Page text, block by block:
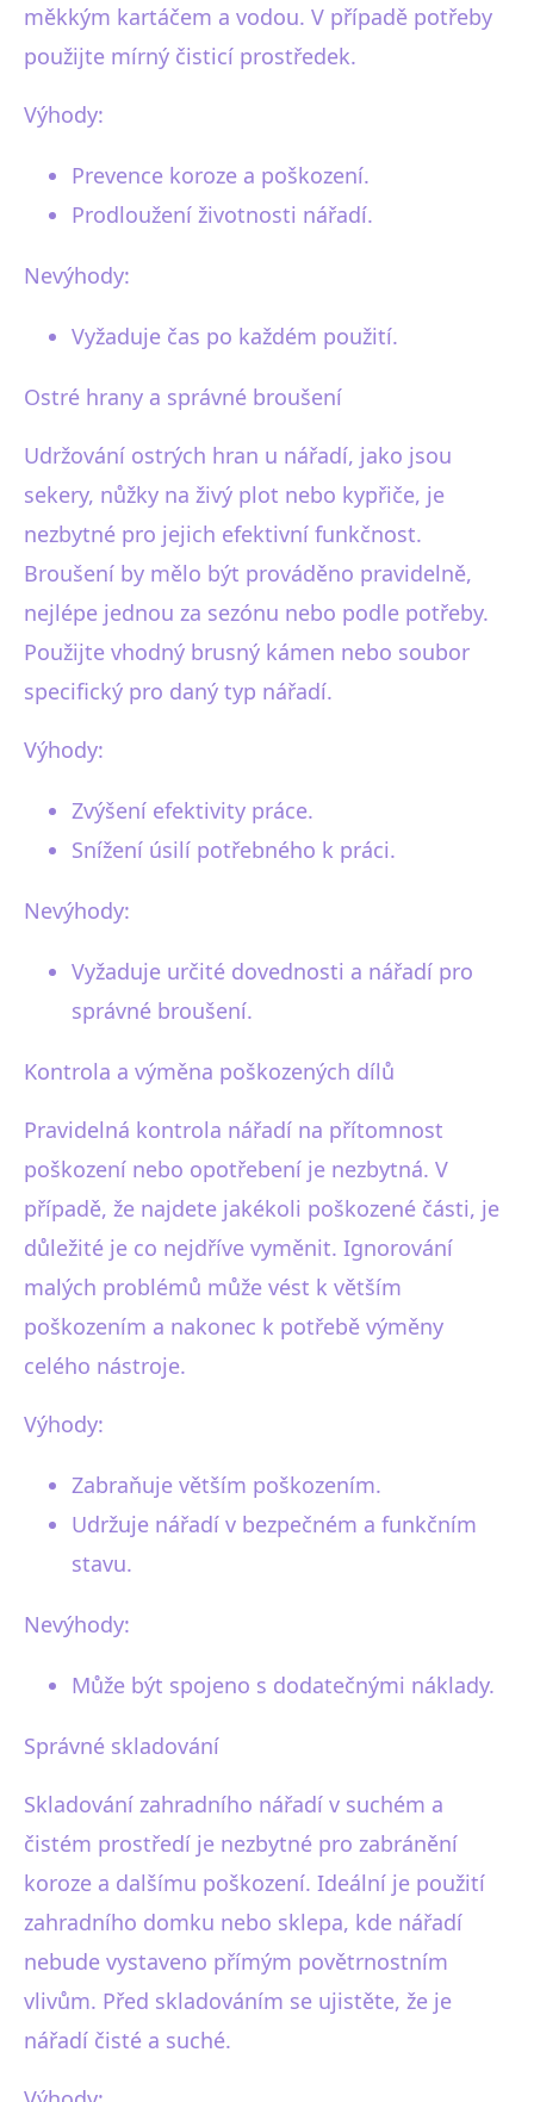
měkkým kartáčem a vodou. V případě potřeby
použijte mírný čisticí prostředek.
Výhody:
Prevence koroze a poškození.
Prodloužení životnosti nářadí.
Nevýhody:
Vyžaduje čas po každém použití.
Ostré hrany a správné broušení
Udržování ostrých hran u nářadí, jako jsou
sekery, nůžky na živý plot nebo kypřiče, je
nezbytné pro jejich efektivní funkčnost.
Broušení by mělo být prováděno pravidelně,
nejlépe jednou za sezónu nebo podle potřeby.
Použijte vhodný brusný kámen nebo soubor
specifický pro daný typ nářadí.
Výhody:
Zvýšení efektivity práce.
Snížení úsilí potřebného k práci.
Nevýhody:
Vyžaduje určité dovednosti a nářadí pro
správné broušení.
Kontrola a výměna poškozených dílů
Pravidelná kontrola nářadí na přítomnost
poškození nebo opotřebení je nezbytná. V
případě, že najdete jakékoli poškozené části, je
důležité je co nejdříve vyměnit. Ignorování
malých problémů může vést k větším
poškozením a nakonec k potřebě výměny
celého nástroje.
Výhody:
Zabraňuje větším poškozením.
Udržuje nářadí v bezpečném a funkčním
stavu.
Nevýhody:
Může být spojeno s dodatečnými náklady.
Správné skladování
Skladování zahradního nářadí v suchém a
čistém prostředí je nezbytné pro zabránění
koroze a dalšímu poškození. Ideální je použití
zahradního domku nebo sklepa, kde nářadí
nebude vystaveno přímým povětrnostním
vlivům. Před skladováním se ujistěte, že je
nářadí čisté a suché.